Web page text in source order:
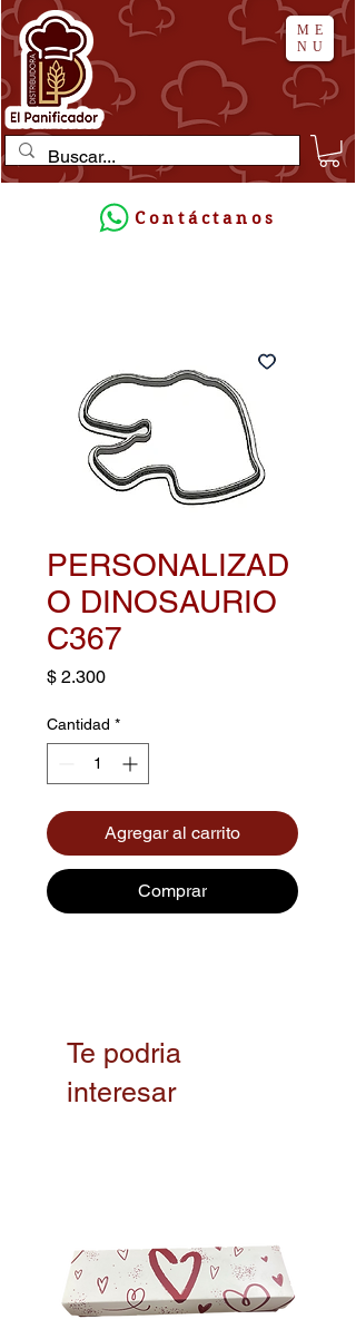
ME
NU
Contáctanos
PERSONALIZAD
O DINOSAURIO
C367
$ 2.300Precio
Cantidad *
Agregar al carrito
Comprar
Te podria
interesar